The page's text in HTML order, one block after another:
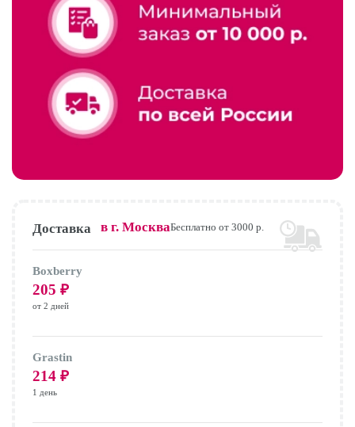
Доставка в г. МоскваБесплатно от 3000 р.
Boxberry
205 ₽
от 2 дней
Grastin
214 ₽
1 день